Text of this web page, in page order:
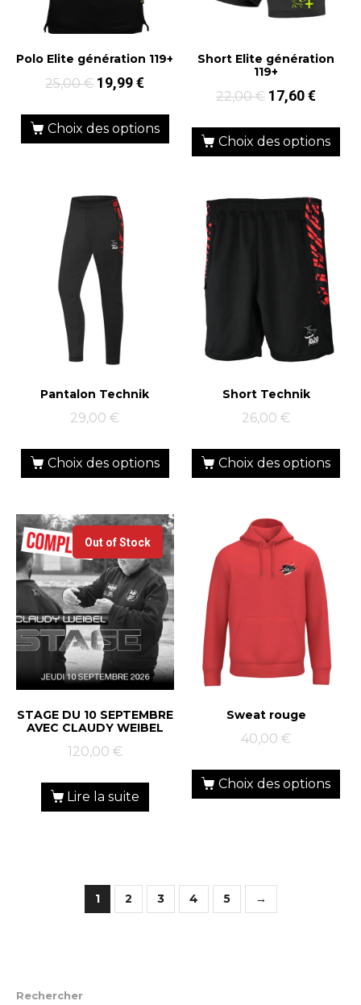
Polo Elite génération 119+
25,00€ 19,99€
Choix des options
Short Elite génération
119+
22,00€ 17,60€
Choix des options
Pantalon Technik
29,00€
Choix des options
Short Technik
26,00€
Choix des options
Out of Stock
STAGE DU 10 SEPTEMBRE
AVEC CLAUDY WEIBEL
120,00 €
Lire la suite
Sweat rouge
40,00€
Choix des options
1 2 3 4 5 →
Rechercher